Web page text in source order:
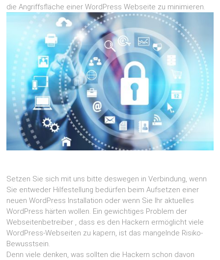
die Angriffsfläche einer WordPress Webseite zu minimieren.
Setzen Sie sich mit uns bitte deswegen in Verbindung, wenn
Sie entweder Hilfestellung bedürfen beim Aufsetzen einer
neuen WordPress Installation oder wenn Sie Ihr aktuelles
WordPress härten wollen. Ein gewichtiges Problem der
Webseitenbetreiber , dass es den Hackern ermöglicht viele
WordPress-Webseiten zu kapern, ist das mangelnde Risiko-
Bewusstsein.
Denn viele denken, was sollten die Hackern schon davon